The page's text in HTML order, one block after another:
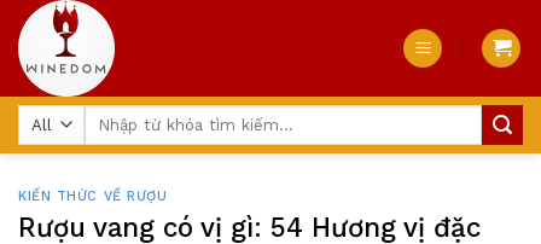
Skip
content
KIẾN THỨC VỀ RƯỢU
Rượu vang có vị gì: 54 Hương vị đặc